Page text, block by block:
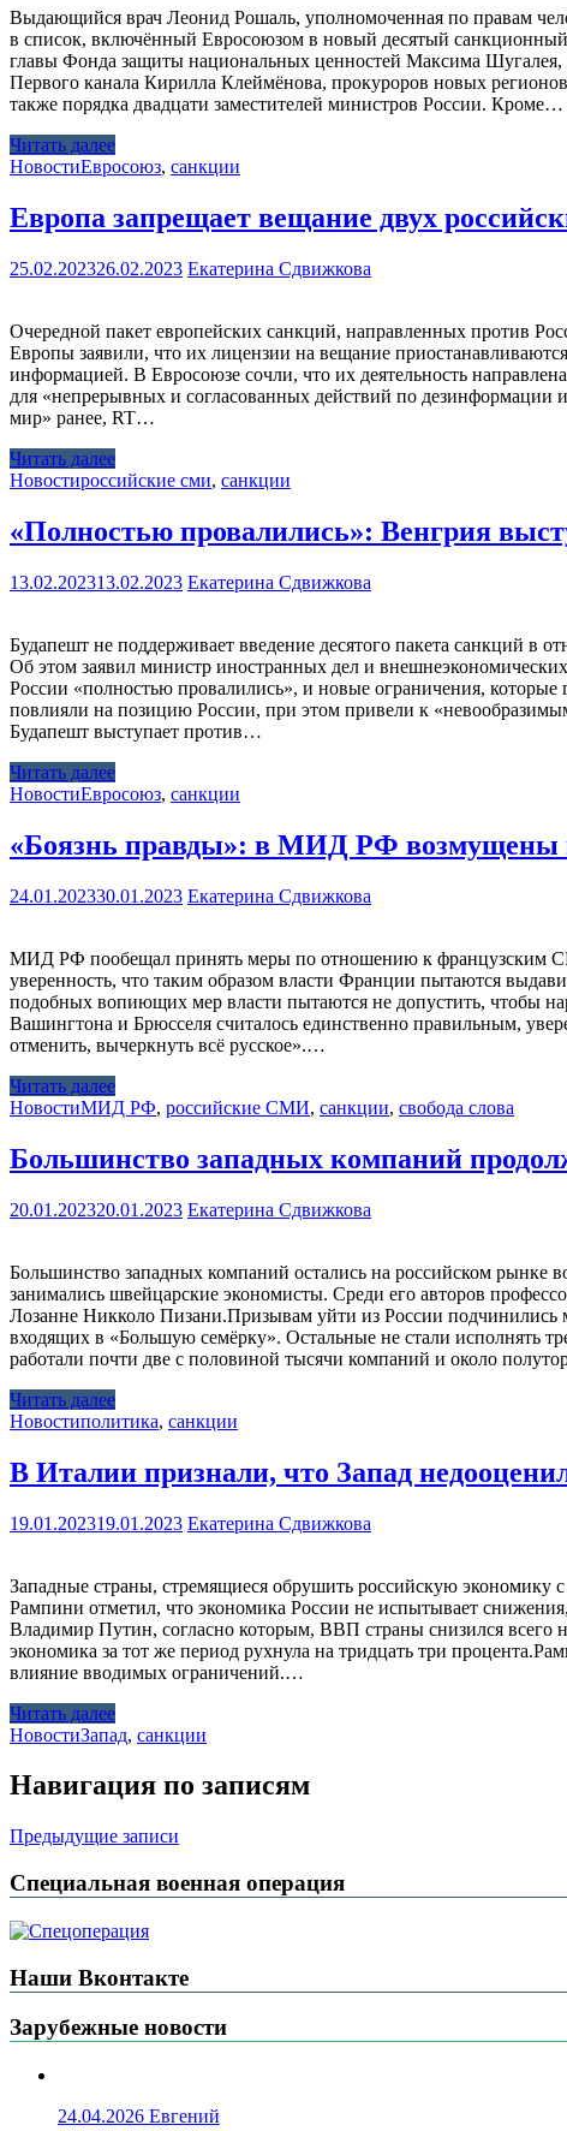
Выдающийся врач Леонид Рошаль, уполномоченная по правам
в список, включённый Евросоюзом в новый десятый
главы Фонда защиты национальных ценностей Максима Шугалея,
Первого канала Кирилла Клеймёнова, прокуроров новых
также порядка двадцати заместителей министров России. Кроме…
Читать далее
НовостиЕвросоюз, санкции
Европа запрещает вещание двух
25.02.202326.02.2023 Екатерина Сдвижкова
Очередной пакет европейских санкций, направленных против
Европы заявили, что их лицензии на вещание
информацией. В Евросоюзе сочли, что их деятельность
для «непрерывных и согласованных действий по
мир» ранее, RT…
Читать далее
Новостироссийские сми, санкции
«Полностью провалились»: Венгрия
13.02.202313.02.2023 Екатерина Сдвижкова
Будапешт не поддерживает введение десятого пакета санкций в
Об этом заявил министр иностранных дел и
России «полностью провалились», и новые ограничения,
повлияли на позицию России, при этом привели к
Будапешт выступает против…
Читать далее
НовостиЕвросоюз, санкции
«Боязнь правды»: в МИД РФ возмущены
24.01.202330.01.2023 Екатерина Сдвижкова
МИД РФ пообещал принять меры по отношению к французским
уверенность, что таким образом власти Франции пытаются
подобных вопиющих мер власти пытаются не допустить, чтобы
Вашингтона и Брюсселя считалось единственно правильным,
отменить, вычеркнуть всё русское».…
Читать далее
НовостиМИД РФ, российские СМИ, санкции, свобода слова
Большинство западных компаний
20.01.202320.01.2023 Екатерина Сдвижкова
Большинство западных компаний остались на российском
занимались швейцарские экономисты. Среди его авторов
Лозанне Никколо Пизани.Призывам уйти из России подчинились
входящих в «Большую семёрку». Остальные не стали исполнять
работали почти две с половиной тысячи компаний и около
Читать далее
Новостиполитика, санкции
В Италии признали, что Запад
19.01.202319.01.2023 Екатерина Сдвижкова
Западные страны, стремящиеся обрушить российскую экономику
Рампини отметил, что экономика России не испытывает
Владимир Путин, согласно которым, ВВП страны снизился всего
экономика за тот же период рухнула на тридцать три
влияние вводимых ограничений.…
Читать далее
НовостиЗапад, санкции
Навигация по записям
Предыдущие записи
Специальная военная операция
Наши Вконтакте
Зарубежные новости
24.04.2026 Евгений